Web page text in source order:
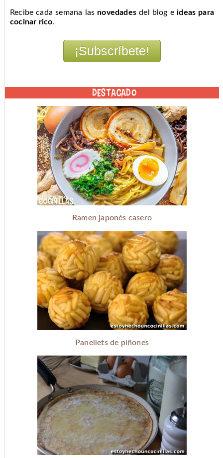
Recibe cada semana las novedades del blog eideas para
cocinar rico.
DESTACADO
Ramen japonés casero
Panellets de piñones